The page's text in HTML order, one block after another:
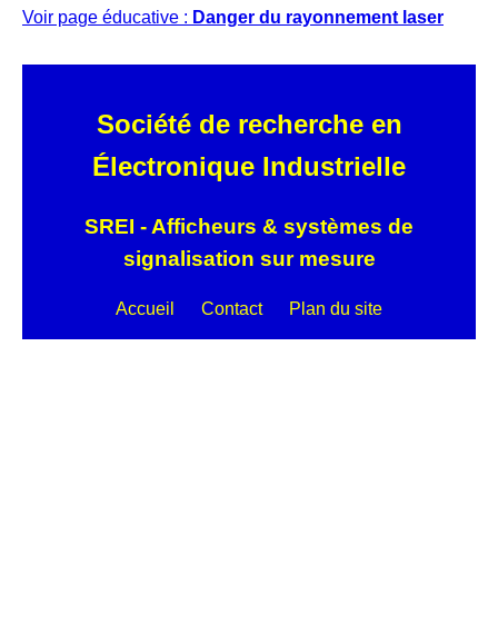
Voir page éducative : Danger du rayonnement laser
Société de recherche en
Électronique Industrielle
SREI - Afficheurs & systèmes de
signalisation sur mesure
Accueil Contact Plan du site